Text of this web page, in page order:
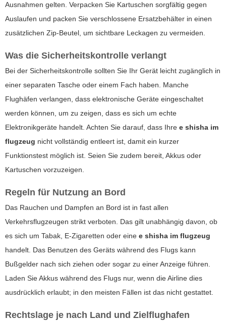
Ausnahmen gelten. Verpacken Sie Kartuschen sorgfältig gegen
Auslaufen und packen Sie verschlossene Ersatzbehälter in einen
zusätzlichen Zip-Beutel, um sichtbare Leckagen zu vermeiden.
Was die Sicherheitskontrolle verlangt
Bei der Sicherheitskontrolle sollten Sie Ihr Gerät leicht zugänglich in
einer separaten Tasche oder einem Fach haben. Manche
Flughäfen verlangen, dass elektronische Geräte eingeschaltet
werden können, um zu zeigen, dass es sich um echte
Elektronikgeräte handelt. Achten Sie darauf, dass Ihre e shisha im
flugzeug nicht vollständig entleert ist, damit ein kurzer
Funktionstest möglich ist. Seien Sie zudem bereit, Akkus oder
Kartuschen vorzuzeigen.
Regeln für Nutzung an Bord
Das Rauchen und Dampfen an Bord ist in fast allen
Verkehrsflugzeugen strikt verboten. Das gilt unabhängig davon, ob
es sich um Tabak, E-Zigaretten oder eine e shisha im flugzeug
handelt. Das Benutzen des Geräts während des Flugs kann
Bußgelder nach sich ziehen oder sogar zu einer Anzeige führen.
Laden Sie Akkus während des Flugs nur, wenn die Airline dies
ausdrücklich erlaubt; in den meisten Fällen ist das nicht gestattet.
Rechtslage je nach Land und Zielflughafen